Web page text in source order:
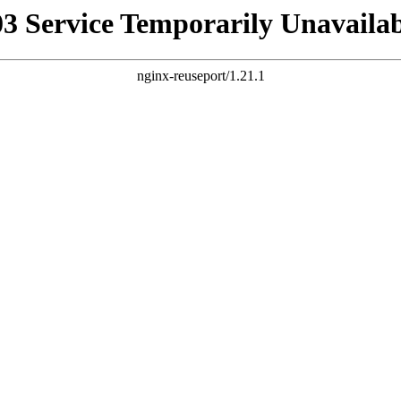
Service Temporarily
nginx-reuseport/1.21.1